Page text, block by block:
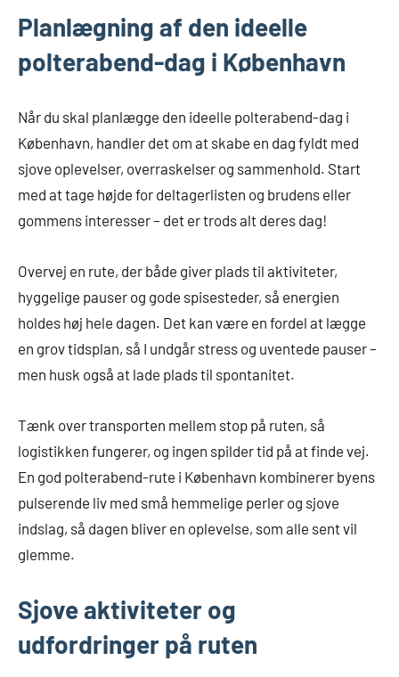
Planlægning af den ideelle
polterabend-dag i København
Når du skal planlægge den ideelle polterabend-dag i
København, handler det om at skabe en dag fyldt med
sjove oplevelser, overraskelser og sammenhold. Start
med at tage højde for deltagerlisten og brudens eller
gommens interesser – det er trods alt deres dag!
Overvej en rute, der både giver plads til aktiviteter,
hyggelige pauser og gode spisesteder, så energien
holdes høj hele dagen. Det kan være en fordel at lægge
en grov tidsplan, så I undgår stress og uventede pauser –
men husk også at lade plads til spontanitet.
Tænk over transporten mellem stop på ruten, så
logistikken fungerer, og ingen spilder tid på at finde vej.
En god polterabend-rute i København kombinerer byens
pulserende liv med små hemmelige perler og sjove
indslag, så dagen bliver en oplevelse, som alle sent vil
glemme.
Sjove aktiviteter og
udfordringer på ruten